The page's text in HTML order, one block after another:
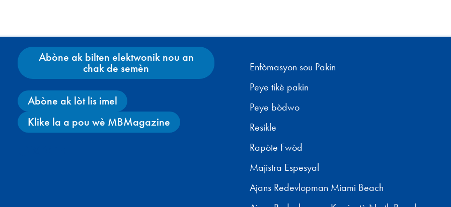
Abòne ak bilten elektwonik nou an
chak de semèn
Abòne ak lòt lis imel
Klike la a pou wè MBMagazine
Enfòmasyon sou Pakin
Peye tikè pakin
Peye bòdwo
Resikle
Rapòte Fwòd
Majistra Espesyal
Ajans Redevlopman Miami Beach